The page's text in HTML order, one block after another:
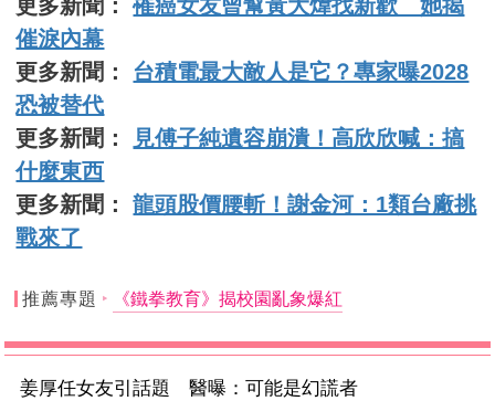
更多新聞：罹癌女友曾幫黃大煒找新歡 她揭
催淚內幕
更多新聞： 台積電最大敵人是它？專家曝2028
恐被替代
更多新聞：
見傅子純遺容崩潰！高欣欣喊：搞
什麼東西
更多新聞：龍頭股價腰斬！謝金河：1類台廠挑
戰來了
推薦專題 《鐵拳教育》揭校園亂象爆紅
姜厚任女友引話題 醫曝：可能是幻謊者